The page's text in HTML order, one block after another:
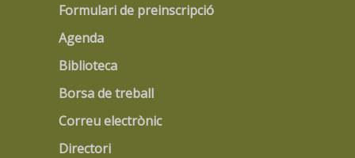
Formulari de preinscripció
Agenda
Biblioteca
Borsa de treball
Correu electrònic
Directori